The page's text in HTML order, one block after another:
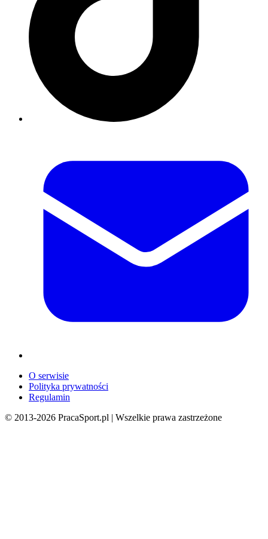
O serwisie
Polityka prywatności
Regulamin
© 2013-2026 PracaSport.pl | Wszelkie prawa zastrzeżone